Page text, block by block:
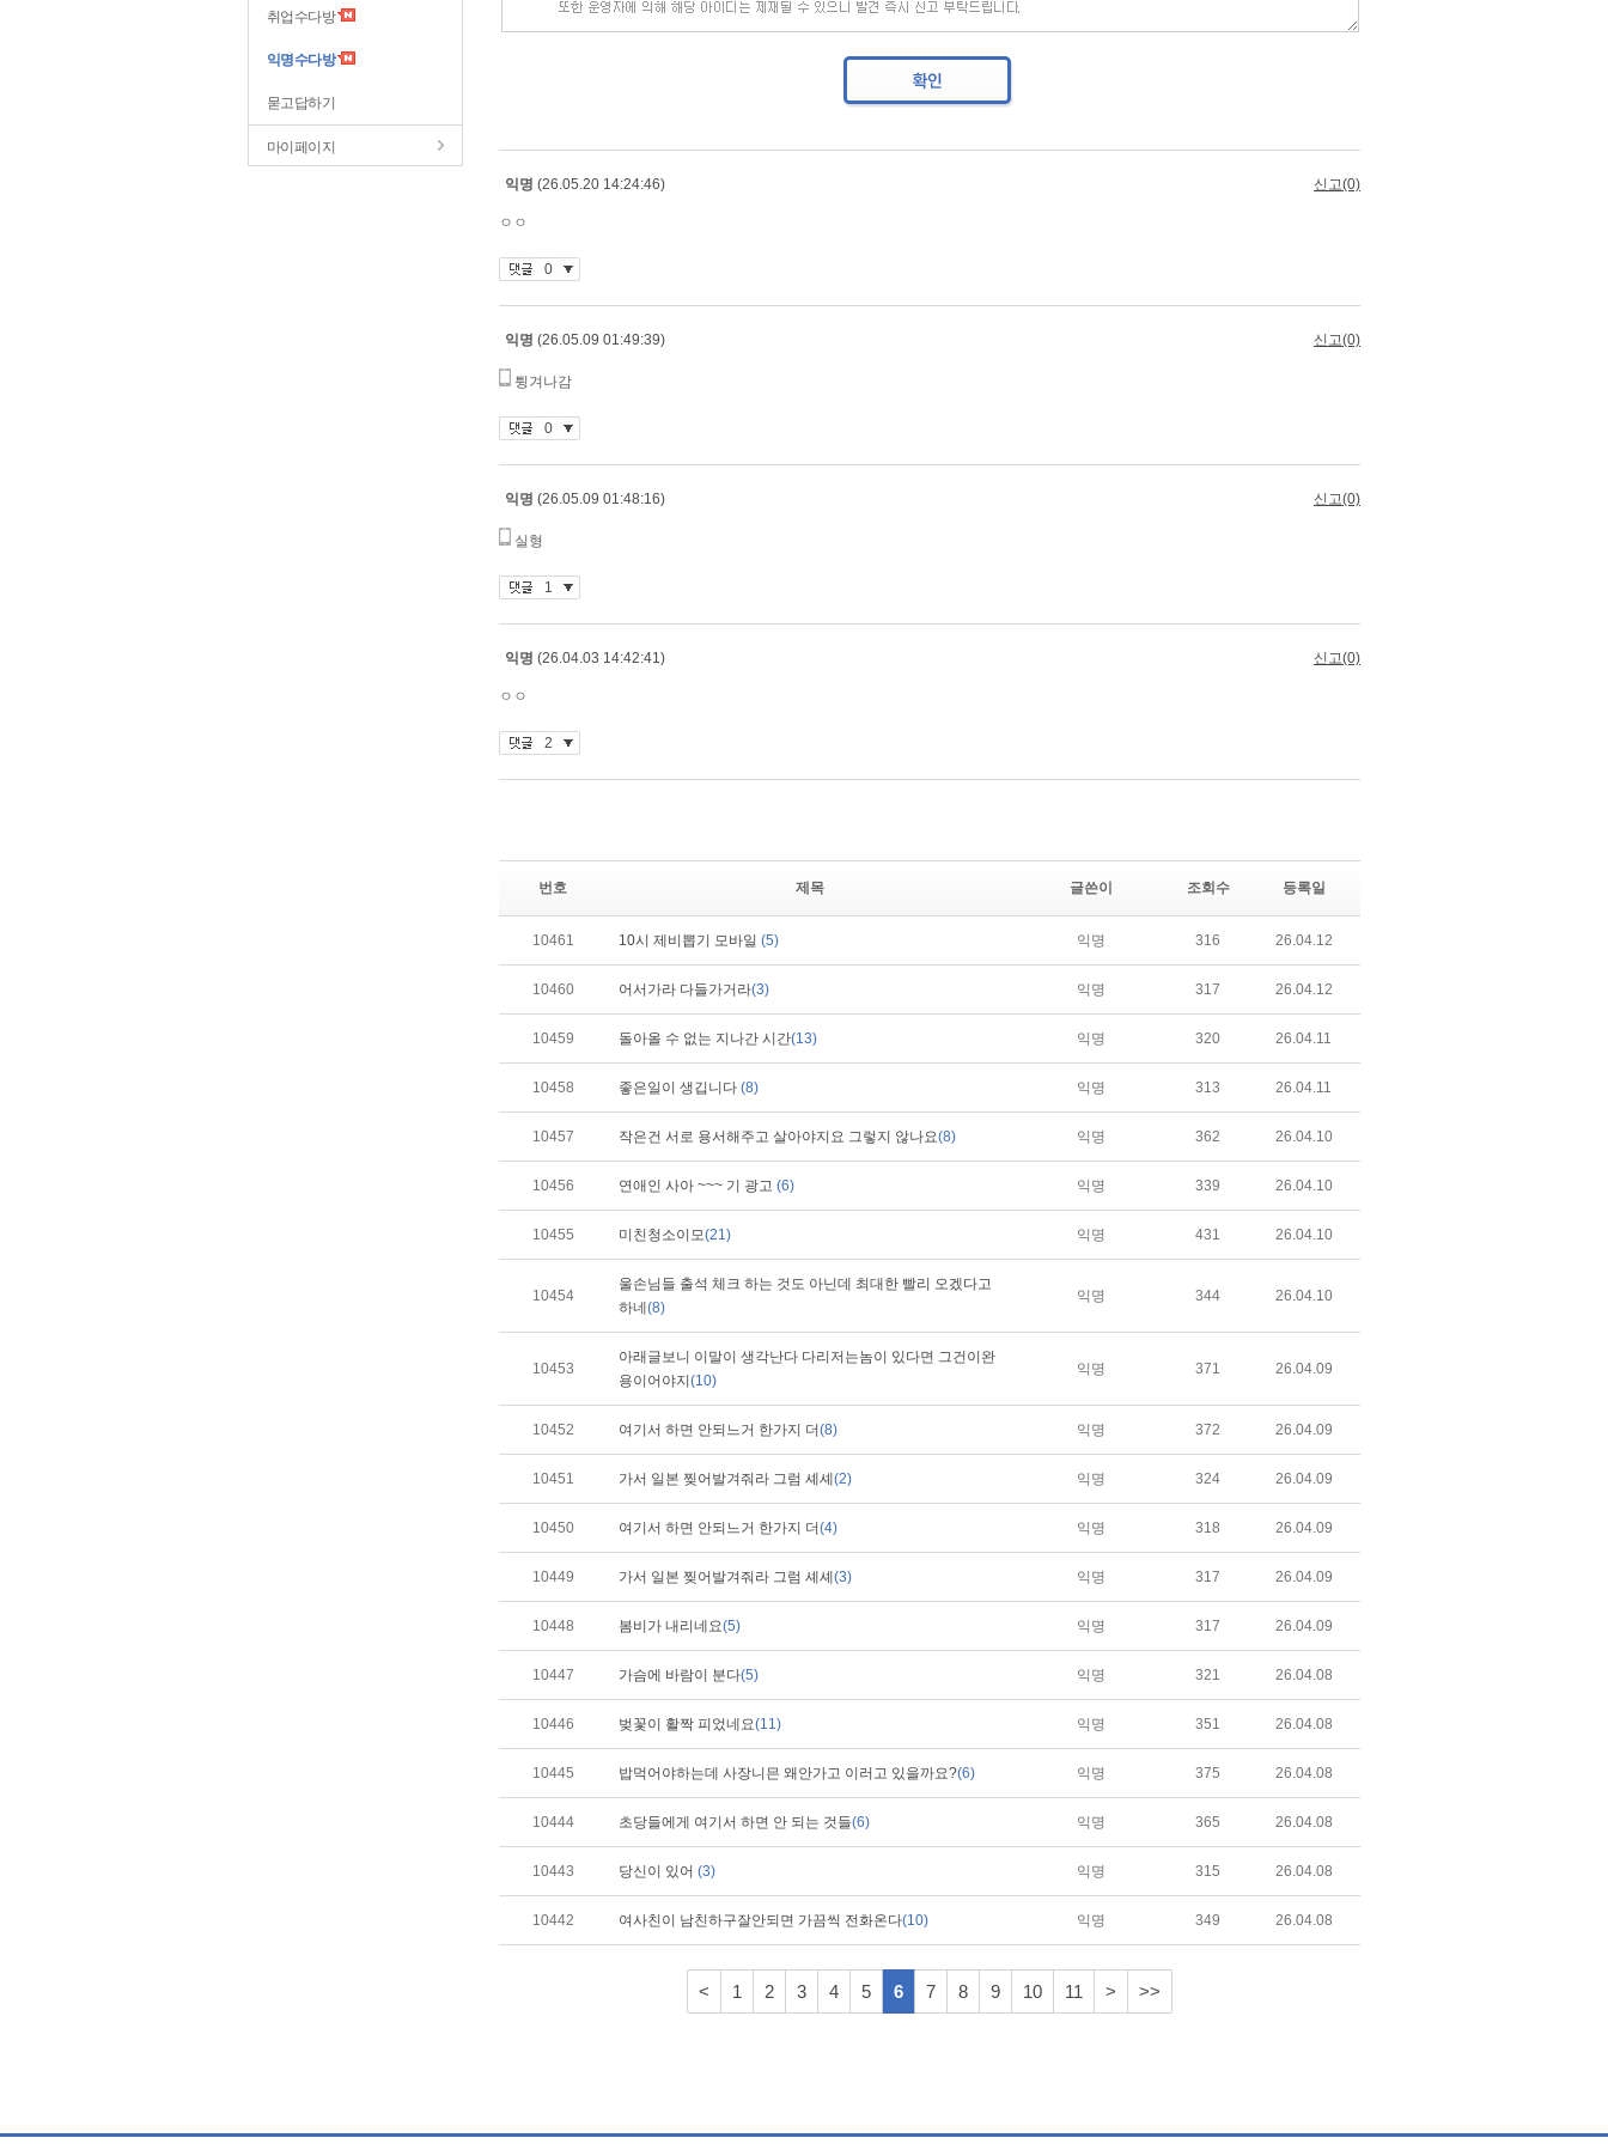
취업수다방
익명수다방
묻고답하기
마이페이지
번호 제목 글쓴이 조회수 등록일
10461 10시 제비뽑기 모바일 (5) 익명 316 26.04.12
10460 어서가라 다들가거라(3) 익명 317 26.04.12
10459 돌아올 수 없는 지나간 시간(13) 익명 320 26.04.11
10458 좋은일이 생깁니다 (8) 익명 313 26.04.11
10457 작은건 서로 용서해주고 살아야지요 그렇지 않나요(8) 익명 362 26.04.10
10456 연애인 사아 ~~~ 기 광고 (6) 익명 339 26.04.10
10455 미친청소이모(21) 익명 431 26.04.10
10454
울손님들 출석 체크 하는 것도 아닌데 최대한 빨리 오겠다고
하네 (8)
익명 344 26.04.10
10453
아래글보니 이말이 생각난다 다리저는놈이 있다면 그건이완
용이어야지 (10)
익명 371 26.04.09
10452 여기서 하면 안되느거 한가지 더(8) 익명 372 26.04.09
10451 가서 일본 찢어발겨줘라 그럼 셰셰 (2) 익명 324 26.04.09
10450 여기서 하면 안되느거 한가지 더(4) 익명 318 26.04.09
10449 가서 일본 찢어발겨줘라 그럼 셰셰 (3) 익명 317 26.04.09
10448 봄비가 내리네요(5) 익명 317 26.04.09
10447 가슴에 바람이 분다(5) 익명 321 26.04.08
10446 벚꽃이 활짝 피었네요(11) 익명 351 26.04.08
10445 밥먹어야하는데 사장니믄 왜안가고 이러고 있을까요?(6) 익명 375 26.04.08
10444 초당들에게 여기서 하면 안 되는 것들(6) 익명 365 26.04.08
10443 당신이 있어 (3) 익명 315 26.04.08
10442 여사친이 남친하구잘안되면 가끔씩 전화온다(10) 익명 349 26.04.08
< 1 2 3 4 5 6 7 8 9 10 11 > >>